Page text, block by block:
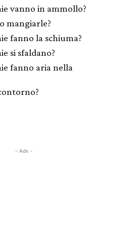
vanno in ammollo?
mangiarle?
fanno la schiuma?
si sfaldano?
fanno aria nella
- Adv -